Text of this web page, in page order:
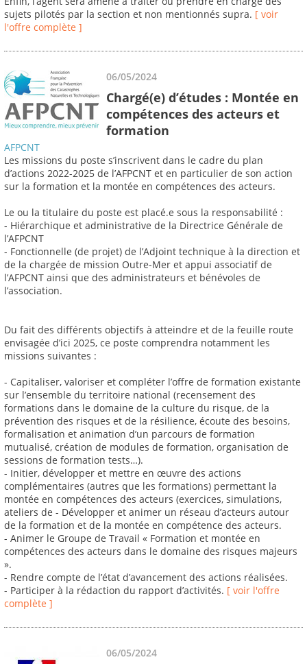
sujets pilotés par la section et non mentionnés supra. [ voir
l'offre complète ]
06/05/2024
Chargé(e) d’études : Montée en
compétences des acteurs et
formation
AFPCNT
Les missions du poste s’inscrivent dans le cadre du plan
d’actions 2022-2025 de l’AFPCNT et en particulier de son action
sur la formation et la montée en compétences des acteurs.
Le ou la titulaire du poste est placé.e sous la responsabilité :
- Hiérarchique et administrative de la Directrice Générale de
l’AFPCNT
- Fonctionnelle (de projet) de l’Adjoint technique à la direction et
de la chargée de mission Outre-Mer et appui associatif de
l’AFPCNT ainsi que des administrateurs et bénévoles de
l’association.
Du fait des différents objectifs à atteindre et de la feuille route
envisagée d’ici 2025, ce poste comprendra notamment les
missions suivantes :
- Capitaliser, valoriser et compléter l’offre de formation existante
sur l’ensemble du territoire national (recensement des
formations dans le domaine de la culture du risque, de la
prévention des risques et de la résilience, écoute des besoins,
formalisation et animation d’un parcours de formation
mutualisé, création de modules de formation, organisation de
sessions de formation tests…).
- Initier, développer et mettre en œuvre des actions
complémentaires (autres que les formations) permettant la
montée en compétences des acteurs (exercices, simulations,
ateliers de - Développer et animer un réseau d’acteurs autour
de la formation et de la montée en compétence des acteurs.
- Animer le Groupe de Travail « Formation et montée en
compétences des acteurs dans le domaine des risques majeurs
».
- Rendre compte de l’état d’avancement des actions réalisées.
- Participer à la rédaction du rapport d’activités. [ voir l'offre
complète ]
06/05/2024